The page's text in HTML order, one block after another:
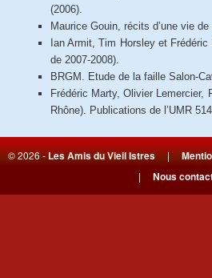
(2006).
Maurice Gouin, récits d’une vie
Ian Armit, Tim Horsley et
de 2007-2008).
BRGM. Etude de la faille Salon-
Frédéric Marty, Olivier
Rhône). Publications de l’UMR
© 2026 -Les Amis du Vieil Istres|
| Nous